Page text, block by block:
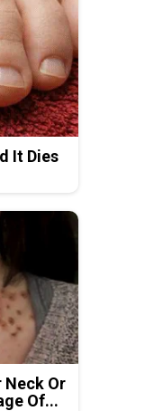
It Dies
Neck Or
Of...